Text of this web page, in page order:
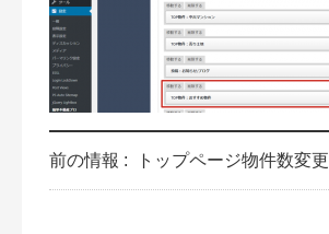
前の情報 : トップページ物件数変更